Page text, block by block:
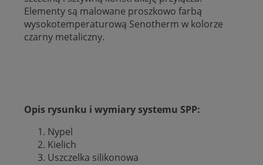
Elementy są malowane proszkowo farbą
wysokotemperaturową Senotherm w kolorze
czarny metaliczny.
Opis rysunku i wymiary systemu SPP:
Nypel
Kielich
Uszczelka silikonowa